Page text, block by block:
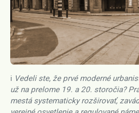
ℹ️ Vedeli ste, že prvé moderné urbanistické koncepty vznikali
už na prelome 19. a 20. storočia?
mestá systematicky rozširovať,